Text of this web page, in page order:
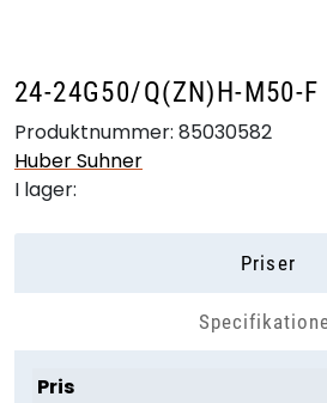
24-24G50/Q(ZN)H-M50-F
Produktnummer: 85030582
Huber Suhner
I lager:
Priser
Pris